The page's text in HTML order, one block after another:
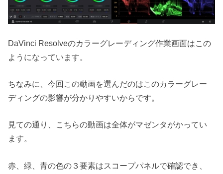
DaVinci Resolveのカラーグレーディング作業画面はこの
ようになっています。
ちなみに、今回この動画を選んだのはこのカラーグレー
ディングの影響が分かりやすいからです。
見ての通り、こちらの動画は全体がマゼンタがかってい
ます。
赤、緑、青の色の３要素はスコープパネルで確認でき、